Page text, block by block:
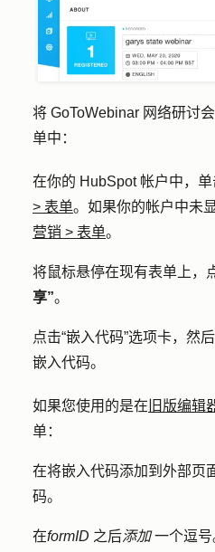
将 GoToWebinar 网络研讨
单中：
在你的 HubSpot 帐户中，单
> 表单。如果你的帐户中未
营销 > 表单。
将鼠标悬停在现有表单上，
享”。
点击“嵌入代码”选项卡，然
嵌入代码。
如果您使用的是在 旧版编辑
单：
在将嵌入代码添加到外部页
码。
在formID 之后添加一个逗号